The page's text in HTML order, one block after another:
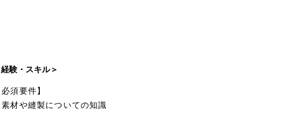
験・スキル＞
須要件】
材や縫製についての知識